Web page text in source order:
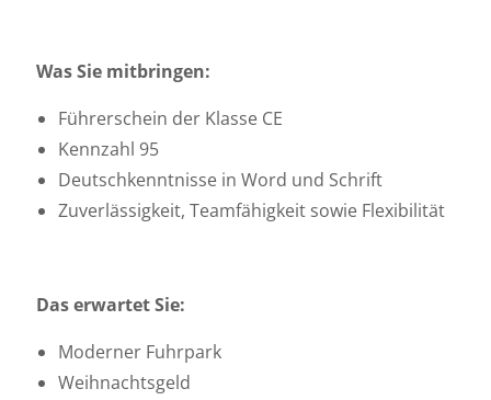
Was Sie mitbringen:
Führerschein der Klasse CE
Kennzahl 95
Deutschkenntnisse in Word und Schrift
Zuverlässigkeit, Teamfähigkeit sowie Flexibilität
Das erwartet Sie:
Moderner Fuhrpark
Weihnachtsgeld